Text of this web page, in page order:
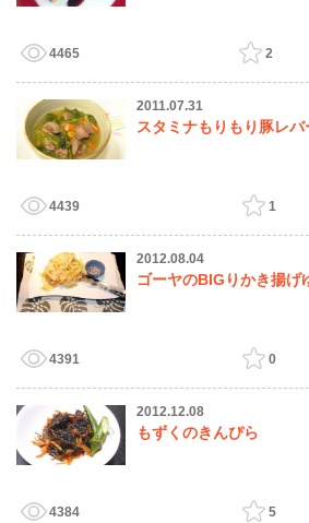
4465
2
2011.07.31
スタミナもりもり豚レ
4439
1
2012.08.04
ゴーヤのBIGりかき揚げ
4391
0
2012.12.08
もずくのきんぴら
4384
5